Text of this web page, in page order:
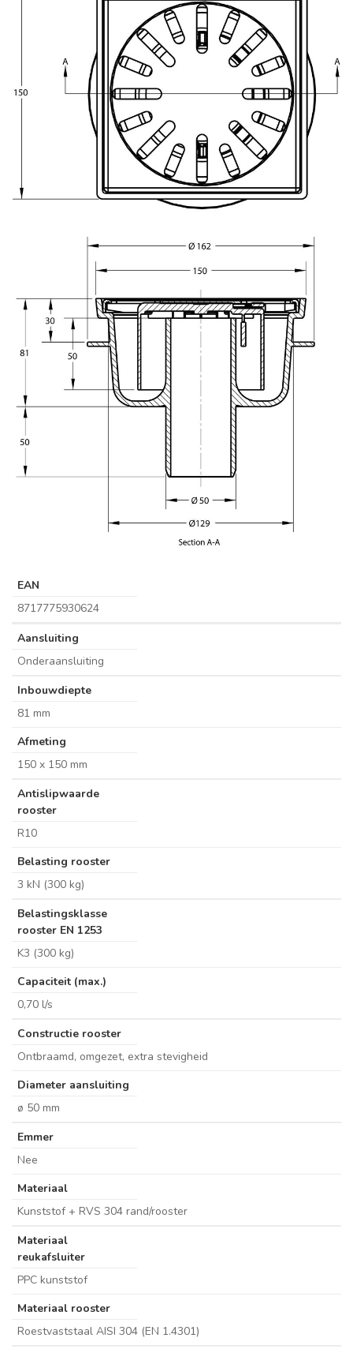
EAN
8717775930624
Aansluiting
Onderaansluiting
Inbouwdiepte
81 mm
Afmeting
150 x 150 mm
Antislipwaarde
rooster
R10
Belasting rooster
3 kN (300 kg)
Belastingsklasse
rooster EN 1253
K3 (300 kg)
Capaciteit (max.)
0,70 l/s
Constructie rooster
Ontbraamd, omgezet, extra stevigheid
Diameter aansluiting
ø 50 mm
Emmer
Nee
Materiaal
Kunststof + RVS 304 rand/rooster
Materiaal
reukafsluiter
PPC kunststof
Materiaal rooster
Roestvaststaal AISI 304 (EN 1.4301)